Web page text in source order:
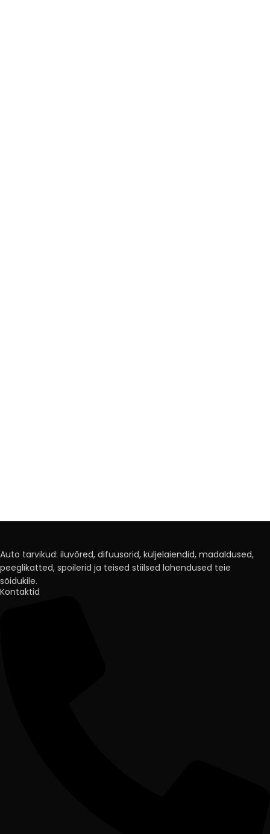
Auto tarvikud: iluvõred, difuusorid, küljelaiendid, madaldused,
peeglikatted, spoilerid ja teised stiilsed lahendused teie
sõidukile.
Kontaktid